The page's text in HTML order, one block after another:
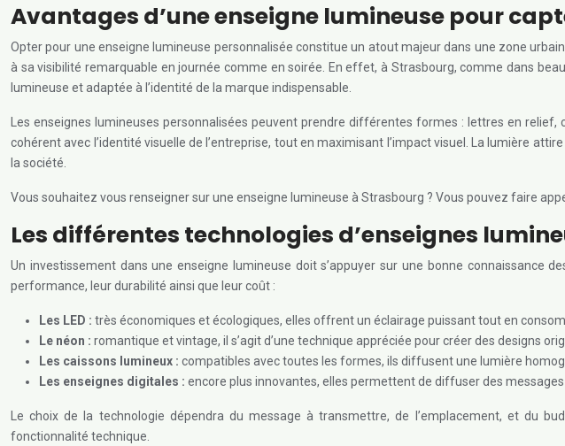
Avantages d’une enseigne lumineuse pour
Opter pour une enseigne lumineuse personnalisée constitue un atout majeur dans une zone
à sa visibilité remarquable en journée comme en soirée. En effet, à Strasbourg, comme dans
lumineuse et adaptée à l’identité de la marque indispensable.
Les enseignes lumineuses personnalisées peuvent prendre différentes formes : lettres en
cohérent avec l’identité visuelle de l’entreprise, tout en maximisant l’impact visuel. La lumière
la société.
Vous souhaitez vous renseigner sur une enseigne lumineuse à Strasbourg ? Vous pouvez faire
Les différentes technologies d’enseignes
Un investissement dans une enseigne lumineuse doit s’appuyer sur une bonne connaissance
performance, leur durabilité ainsi que leur coût :
Les LED : très économiques et écologiques, elles offrent un éclairage puissant tout en
Le néon : romantique et vintage, il s’agit d’une technique appréciée pour créer des designs
Les caissons lumineux : compatibles avec toutes les formes, ils diffusent une lumière
Les enseignes digitales : encore plus innovantes, elles permettent de diffuser des
Le choix de la technologie dépendra du message à transmettre, de l’emplacement, et du
fonctionnalité technique.